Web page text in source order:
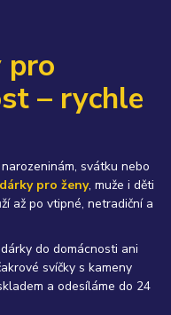
pro
– rychle
svátku nebo
dárky pro ženy, muže i děti
až po vtipné, netradiční a
do domácnosti ani
svíčky s kameny
a odesíláme do 24